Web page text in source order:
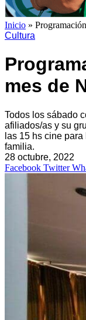
Inicio »
Cultura
mes de
Todos los sábado
afiliados/as y su
las 15 hs cine
familia.
28 octubre, 2022
Facebook Twitter